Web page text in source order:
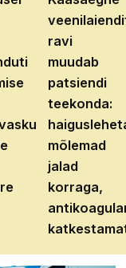
ravi
muudab
patsiendi
teekonda:
mõlemad
jalad
korraga,